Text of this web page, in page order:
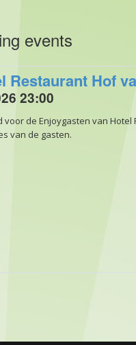
events
Restaurant Hof
23:00
de Enjoygasten van Hotel
van de gasten.